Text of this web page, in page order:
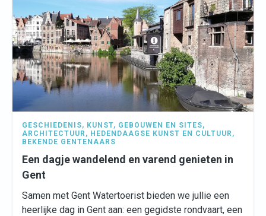
GESCHIEDENIS, KUNST, GEBOUWEN EN SITES,
ARCHITECTUUR , HEDENDAAGSE KUNST EN CULTUUR ,
BEKENDE GENTENAARS
Een dagje wandelend en varend genieten in
Gent
Samen met Gent Watertoerist bieden we jullie een
heerlijke dag in Gent aan: een gegidste rondvaart, een